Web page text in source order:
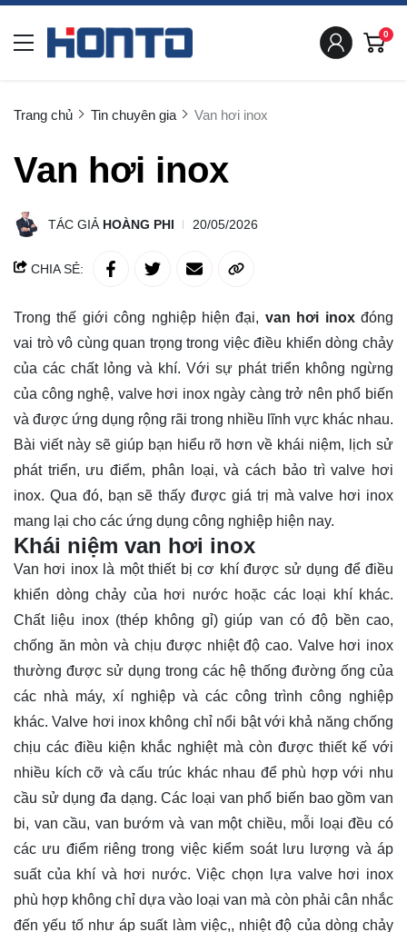
0
Trang chủ Tin chuyên gia Van hơi inox
Van hơi inox
TÁC GIẢ HOÀNG PHI 20/05/2026
CHIA SẺ:
Trong thế giới công nghiệp hiện đại, van hơi inoxđóng
vai trò vô cùng quan trọng trong việc điều khiển dòng chảy
của các chất lỏng và khí. Với sự phát triển không ngừng
của công nghệ, valve hơi inox ngày càng trở nên phổ biến
và được ứng dụng rộng rãi trong nhiều lĩnh vực khác nhau.
Bài viết này sẽ giúp bạn hiểu rõ hơn về khái niệm, lịch sử
phát triển, ưu điểm, phân loại, và cách bảo trì valve hơi
inox. Qua đó, bạn sẽ thấy được giá trị mà valve hơi inox
mang lại cho các ứng dụng công nghiệp hiện nay.
Khái niệm van hơi inox
Van hơi inox là một thiết bị cơ khí được sử dụng để điều
khiển dòng chảy của hơi nước hoặc các loại khí khác.
Chất liệu inox (thép không gỉ) giúp van có độ bền cao,
chống ăn mòn và chịu được nhiệt độ cao. Valve hơi inox
thường được sử dụng trong các hệ thống đường ống của
các nhà máy, xí nghiệp và các công trình công nghiệp
khác. Valve hơi inox không chỉ nổi bật với khả năng chống
chịu các điều kiện khắc nghiệt mà còn được thiết kế với
nhiều kích cỡ và cấu trúc khác nhau để phù hợp với nhu
cầu sử dụng đa dạng. Các loại van phổ biến bao gồm van
bi, van cầu, van bướm và van một chiều, mỗi loại đều có
các ưu điểm riêng trong việc kiểm soát lưu lượng và áp
suất của khí và hơi nước. Việc chọn lựa valve hơi inox
phù hợp không chỉ dựa vào loại van mà còn phải cân nhắc
đến yếu tố như áp suất làm việc,, nhiệt độ của dòng chảy